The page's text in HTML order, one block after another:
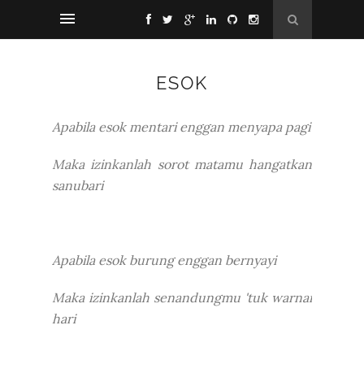
ESOK
Apabila esok mentari enggan menyapa pagi
Maka izinkanlah sorot matamu hangatkan
sanubari
Apabila esok burung enggan bernyayi
Maka izinkanlah senandungmu 'tuk warnai
hari